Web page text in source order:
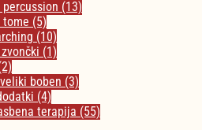
(13)
tome (5)
(10)
(1)
boben (3)
(4)
terapija (55)